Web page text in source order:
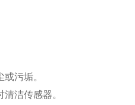
污垢。
洁传感器。